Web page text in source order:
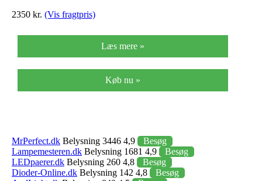
2350 kr. (Vis fragtpris)
Læs mere »
Køb nu »
MrPerfect.dk Belysning 3446 4,9
Besøg
Lampemesteren.dk Belysning 1681 4,9
Besøg
LEDpaerer.dk Belysning 260 4,8
Besøg
Dioder-Online.dk Belysning 142 4,8
Besøg